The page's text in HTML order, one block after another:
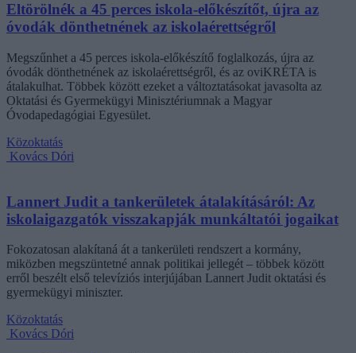
Eltörölnék a 45 perces iskola-előkészítőt, újra az
óvodák dönthetnének az iskolaérettségről
Megszűnhet a 45 perces iskola-előkészítő foglalkozás, újra az
óvodák dönthetnének az iskolaérettségről, és az oviKRÉTA is
átalakulhat. Többek között ezeket a változtatásokat javasolta az
Oktatási és Gyermekügyi Minisztériumnak a Magyar
Óvodapedagógiai Egyesület.
Közoktatás
Kovács Dóri
Lannert Judit a tankerületek átalakításáról: Az
iskolaigazgatók visszakapják munkáltatói jogaikat
Fokozatosan alakítaná át a tankerületi rendszert a kormány,
miközben megszüntetné annak politikai jellegét – többek között
erről beszélt első televíziós interjújában Lannert Judit oktatási és
gyermekügyi miniszter.
Közoktatás
Kovács Dóri